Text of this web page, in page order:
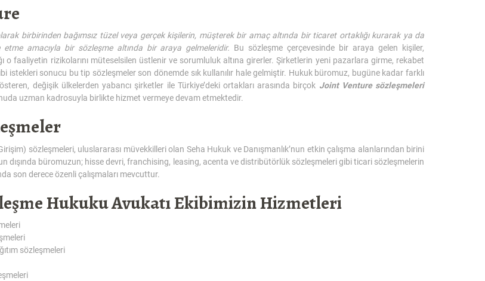
birbirinden bağımsız tüzel veya gerçek kişilerin, müşterek bir amaç altında bir ticaret ortaklığı kurarak ya da
etme amacıyla bir sözleşme altında bir araya gelmeleridir. Bu sözleşme çerçevesinde bir araya gelen kişiler,
o faaliyetin rizikolarını müteselsilen üstlenir ve sorumluluk altına girerler. Şirketlerin yeni pazarlara girme, rekabet
istekleri sonucu bu tip sözleşmeler son dönemde sık kullanılır hale gelmiştir. Hukuk büromuz, bugüne kadar farklı
değişik ülkelerden yabancı şirketler ile Türkiye’deki ortakları arasında birçok Joint Venture sözleşmeleri
uzman kadrosuyla birlikte hizmet vermeye devam etmektedir.
sözleşmeleri, uluslararası müvekkilleri olan Seha Hukuk ve Danışmanlık’nun etkin çalışma alanlarından birini
dışında büromuzun; hisse devri, franchising, leasing, acenta ve distribütörlük sözleşmeleri gibi ticari sözleşmelerin
son derece özenli çalışmaları mevcuttur.
Hukuku Avukatı Ekibimizin Hizmetleri
sözleşmeleri